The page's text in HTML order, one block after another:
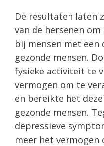
De resultaten laten
van de hersenen
bij mensen met een
gezonde mensen.
fysieke activiteit te
vermogen om te
en bereikte het
gezonde mensen.
depressieve
meer het vermogen